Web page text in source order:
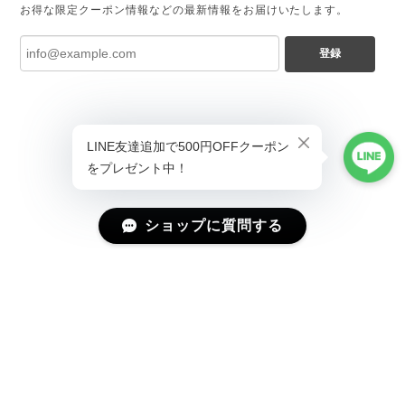
お得な限定クーポン情報などの最新情報をお届けいたします。
登録
ショップに質問する